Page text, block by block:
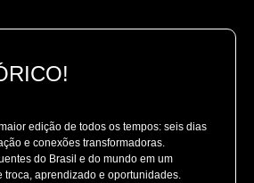
edição de todos os tempos: seis dias
e conexões transformadoras.
do Brasil e do mundo em um
troca, aprendizado e oportunidades.